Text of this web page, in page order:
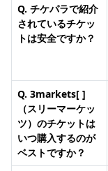
Q. チケパラで紹介
されているチケッ
トは安全ですか？
Q. 3markets[ ]
（スリーマーケッ
ツ）のチケットは
いつ購入するのが
ベストですか？